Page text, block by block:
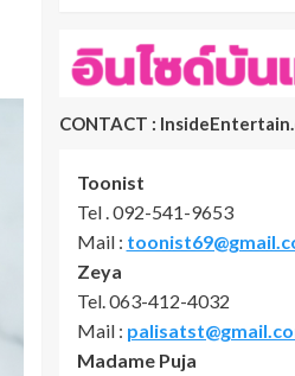
CONTACT :
Toonist
Tel . 092-541-9653
Mail :
Zeya
Tel. 063-412-4032
Mail :
Madame Puja